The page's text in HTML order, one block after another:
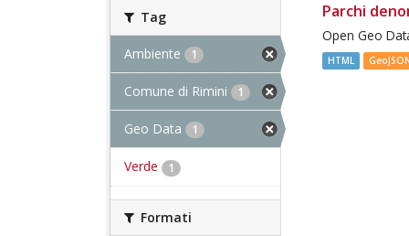
Tag
Ambiente 1
Comune di Rimini 1
Geo Data 1
Verde 1
Formati
Parchi
Open Geo
HTML